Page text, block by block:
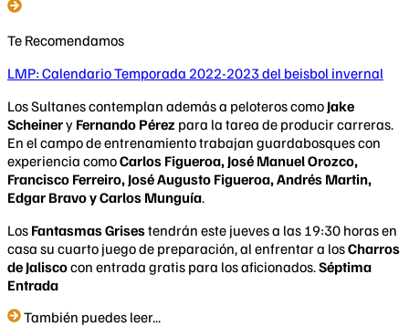
Te Recomendamos
LMP: Calendario Temporada 2022-2023 del beisbol invernal
Los Sultanes contemplan además a peloteros como Jake
Scheinery Fernando Pérez para la tarea de producir carreras.
En el campo de entrenamiento trabajan guardabosques con
experiencia comoCarlos Figueroa, José Manuel Orozco,
Francisco Ferreiro, José Augusto Figueroa, Andrés Martin,
Edgar Bravo y Carlos Munguía.
Los Fantasmas Grisestendrán este jueves a las 19:30 horas en
casa su cuarto juego de preparación, al enfrentar a losCharros
de Jaliscocon entrada gratis para los aficionados.Séptima
Entrada
También puedes leer...